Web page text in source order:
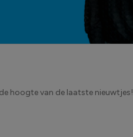
hoogte van de laatste nieuwtjes!